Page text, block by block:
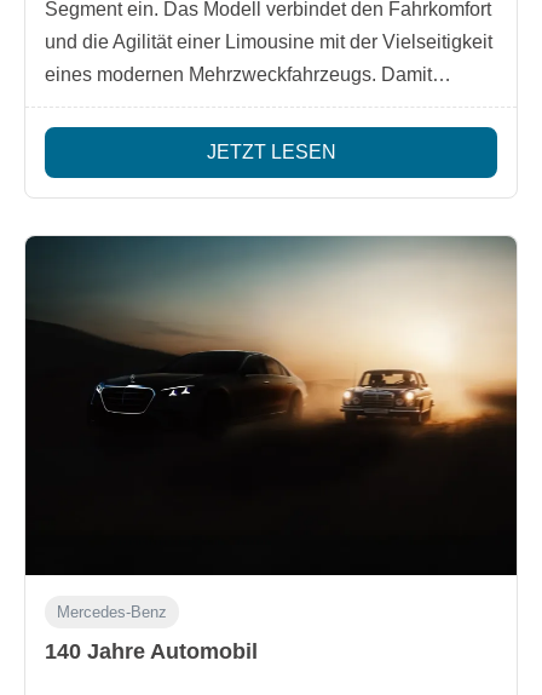
Segment ein. Das Modell verbindet den Fahrkomfort
und die Agilität einer Limousine mit der Vielseitigkeit
eines modernen Mehrzweckfahrzeugs. Damit
entsteht eine neue Fahrzeugklasse – eine
elektrische Großraumlimousine, die sowohl für
Familien als auch für Freizeit, Business-Shuttles
oder hochwertige Mobilitätslösungen konzipiert ist.
JETZT LESEN
Mercedes-Benz
140 Jahre Automobil